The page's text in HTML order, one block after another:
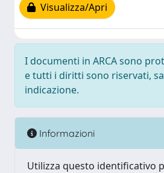
Visualizza/Apri
I documenti in ARCA sono
e tutti i diritti sono riservati,
indicazione.
Informazioni
Utilizza questo identificativo